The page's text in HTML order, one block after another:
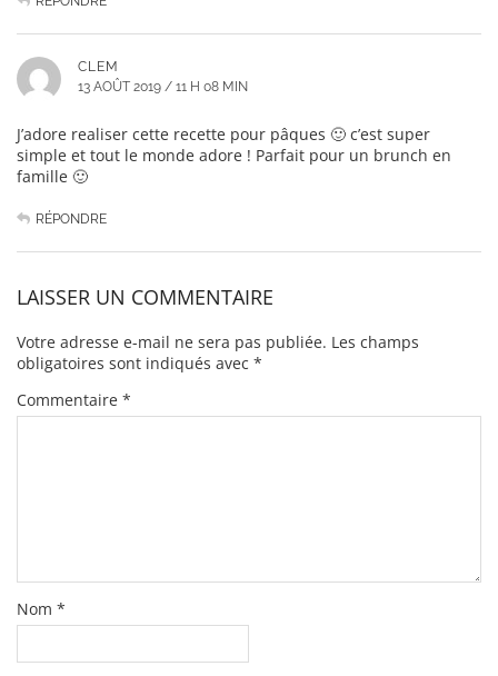
CLEM
13 AOÛT 2019 / 11 H 08 MIN
J’adore realiser cette recette pour pâques 🙂 c’est super
simple et tout le monde adore ! Parfait pour un brunch en
famille 🙂
RÉPONDRE
LAISSER UN COMMENTAIRE
Votre adresse e-mail ne sera pas publiée. Les champs
obligatoires sont indiqués avec *
Commentaire *
Nom *